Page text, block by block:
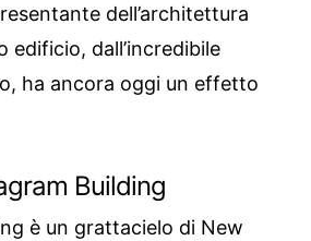
dell’architettura
edificio, dall’incredibile
ha ancora oggi un effetto
Building
è un grattacielo di New